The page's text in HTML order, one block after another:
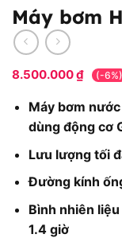
Máy bơm
8.500.000₫ (-6%)
Máy bơm
dùng động cơ
Lưu lượng tối
Đường kính
Bình nhiên
1.4 giờ